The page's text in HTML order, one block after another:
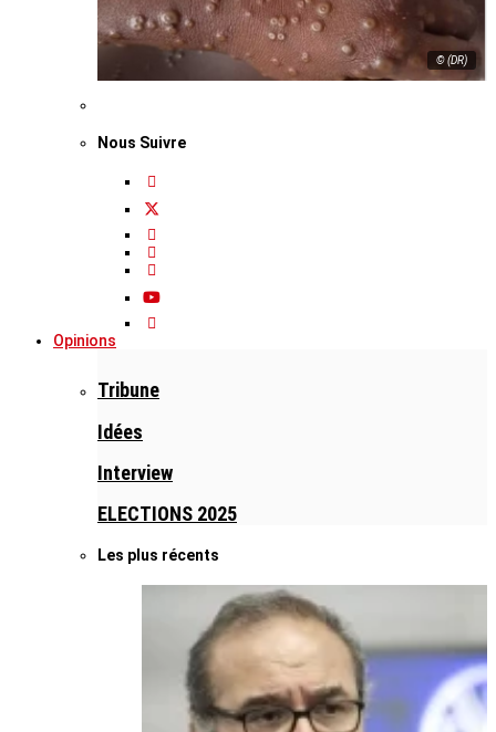
© (DR)
Nous Suivre
Opinions
Tribune
Idées
Interview
ELECTIONS 2025
Les plus récents